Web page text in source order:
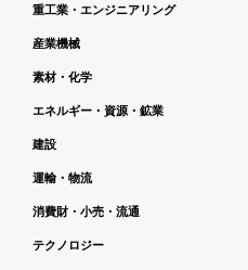
重工業・エンジニアリング
産業機械
素材・化学
エネルギー・資源・鉱業
建設
運輸・物流
消費財・小売・流通
テクノロジー